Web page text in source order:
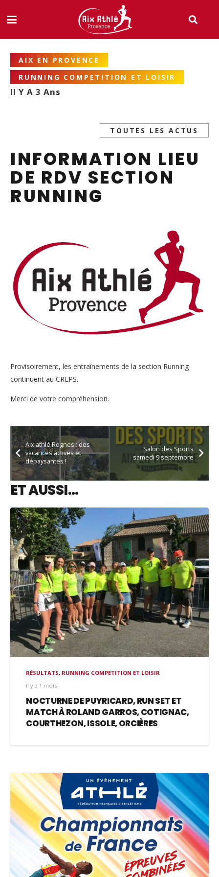
AIX EN PROVENCE
RUNNING COMPETITION ET LOISIR
Il Y A 3 Ans
TOUTES LES ACTUS
INFORMATION LIEU
DE RDV SECTION
RUNNING
Provisoirement, les entraînements de la section Running
continuent au CREPS.
Merci de votre compréhension.
Aix athlé Rognes : des
vacances actives et
dépaysantes !
Salon des Sports
samedi 9 septembre
ET AUSSI…
RÉSULTATS, RUNNING COMPETITION ET LOISIR
il y a 1 mois
NOCTURNE DE PUYRICARD, RUN SET ET
MATCH À ROLAND GARROS, COTIGNAC,
COURTHEZON, ISSOLE, ORCIÈRES